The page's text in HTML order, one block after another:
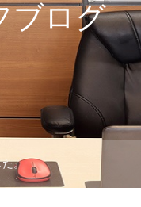
ブログ
。